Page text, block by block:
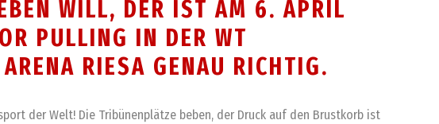
WILL, DER IST AM 6. APRIL
PULLING IN DER WT
RIESA GENAU RICHTIG.
der Welt! Die Tribünenplätze beben, der Druck auf den Brustkorb ist